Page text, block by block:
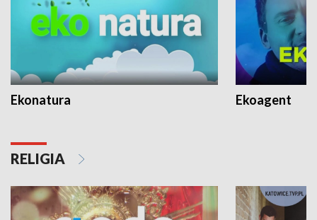
Ekonatura Ekoagent
RELIGIA